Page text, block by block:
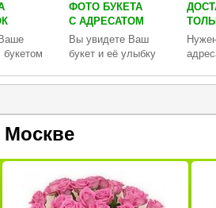
букетом
ФОТО БУКЕТА
С АДРЕСАТОМ
Вы увидете Ваш
букет и её улыбку
Москве